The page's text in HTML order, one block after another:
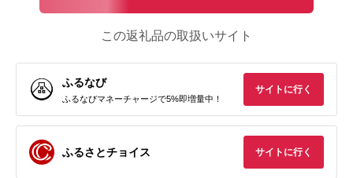
この返礼品の取扱いサイト
ふるなび
ふるなびマネーチャージで5%即増量中！
サイトに行く
ふるさとチョイス サイトに行く